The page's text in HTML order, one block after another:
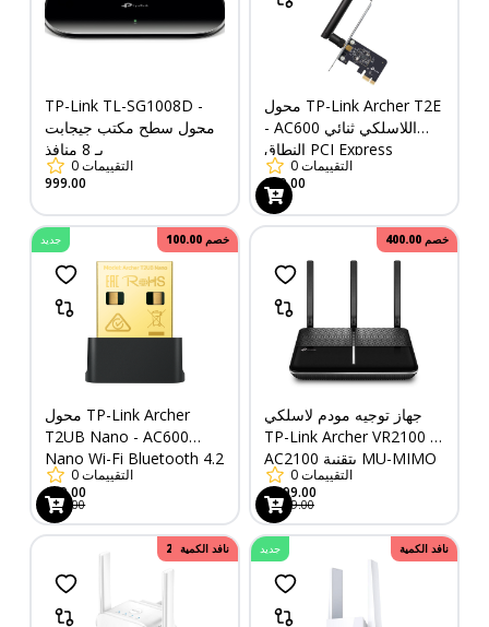
TP-Link TL-SG1008D -
محول سطح مكتب جيجابت
بـ 8 منافذ
0التقييمات
999.00
محول TP-Link Archer T2E
- AC600 اللاسلكي ثنائي
النطاق PCI Express
0التقييمات
939.00
جديد خصم 100.00
محول TP-Link Archer
T2UB Nano - AC600
Nano Wi-Fi Bluetooth 4.2
USB0التقييمات
649.00
749.00
خصم400.00
جهاز توجيه مودم لاسلكي
TP-Link Archer VR2100 -
AC2100 بتقنية MU-MIMO
VDSL/ADSL
0التقييمات
4,399.00
4,799.00
خصم280.00
نافد الكمية جديد نافد الكمية